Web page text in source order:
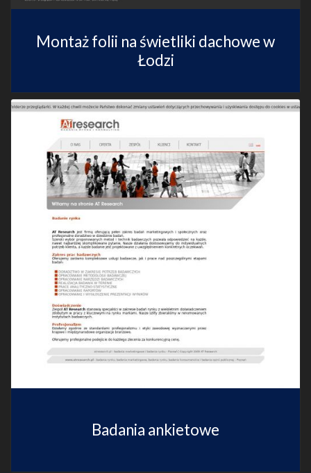
Montaż folii na świetliki dachowe w
Łodzi
Badania ankietowe